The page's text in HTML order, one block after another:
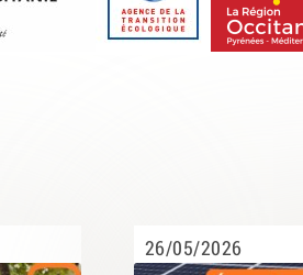
26/05/2026